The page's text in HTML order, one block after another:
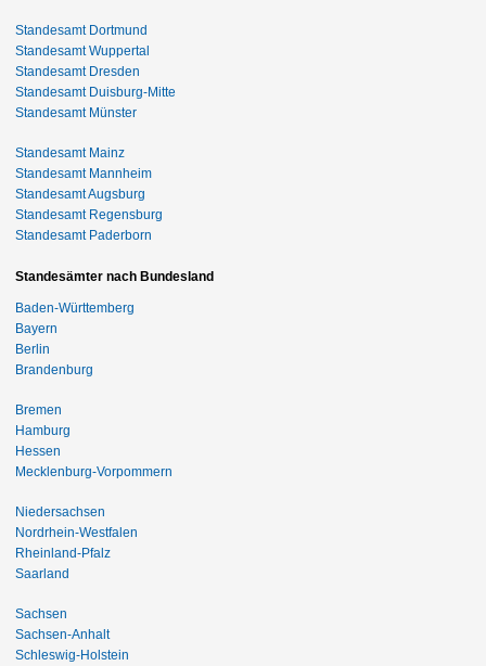
Standesamt Dortmund
Standesamt Wuppertal
Standesamt Dresden
Standesamt Duisburg-Mitte
Standesamt Münster
Standesamt Mainz
Standesamt Mannheim
Standesamt Augsburg
Standesamt Regensburg
Standesamt Paderborn
Standesämter nach Bundesland
Baden-Württemberg
Bayern
Berlin
Brandenburg
Bremen
Hamburg
Hessen
Mecklenburg-Vorpommern
Niedersachsen
Nordrhein-Westfalen
Rheinland-Pfalz
Saarland
Sachsen
Sachsen-Anhalt
Schleswig-Holstein